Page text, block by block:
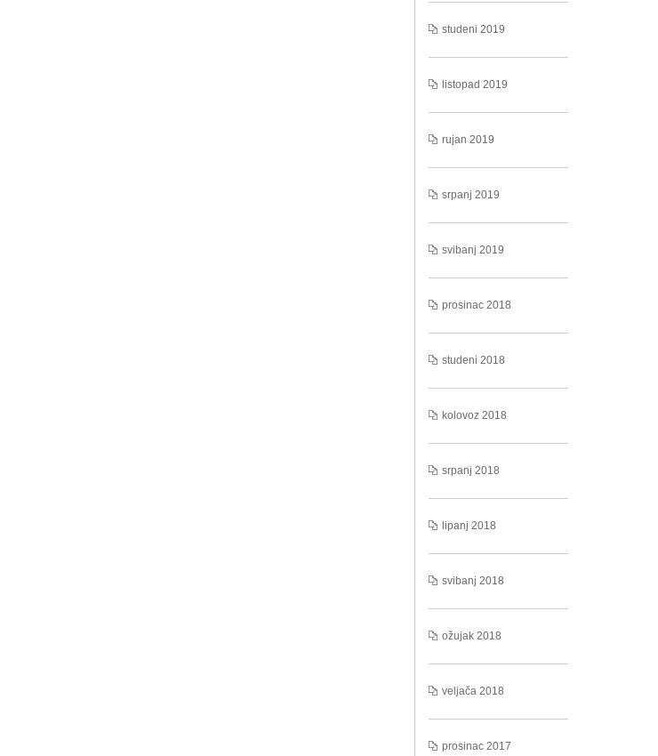
studeni 2019
listopad 2019
rujan 2019
srpanj 2019
svibanj 2019
prosinac 2018
studeni 2018
kolovoz 2018
srpanj 2018
lipanj 2018
svibanj 2018
ožujak 2018
veljača 2018
prosinac 2017